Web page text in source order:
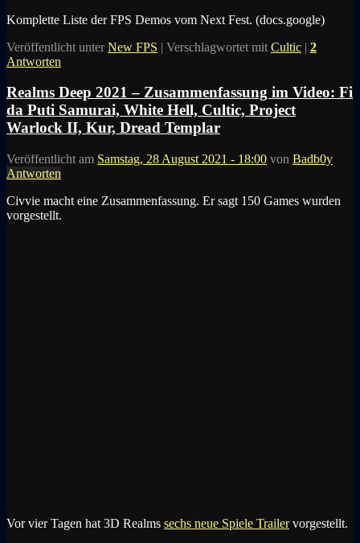
Komplette Liste der FPS Demos vom Next Fest. (docs.google)
Veröffentlicht unter New FPS | Verschlagwortet mit Cultic | 2
Antworten
Realms Deep 2021 – Zusammenfassung im Video: Fi
da Puti Samurai, White Hell, Cultic, Project
Warlock II, Kur, Dread Templar
Veröffentlicht am Samstag, 28 August 2021 - 18:00 von Badb0y
Antworten
Civvie macht eine Zusammenfassung. Er sagt 150 Games wurden
vorgestellt.
Vor vier Tagen hat 3D Realms sechs neue Spiele Trailervorgestellt.